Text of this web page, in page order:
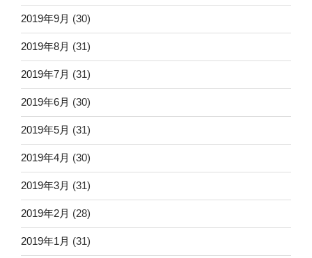
2019年9月 (30)
2019年8月 (31)
2019年7月 (31)
2019年6月 (30)
2019年5月 (31)
2019年4月 (30)
2019年3月 (31)
2019年2月 (28)
2019年1月 (31)